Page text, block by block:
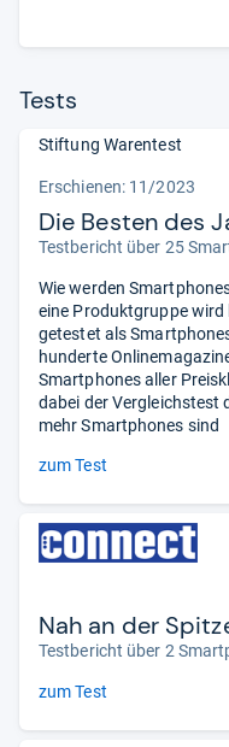
Tests
Stiftung Warentest
Erschienen: 11/2023
Die Besten des
Testbericht über 25
Wie werden
eine Produktgruppe
getestet als
hunderte
Smartphones aller
dabei der Vergleichstest
mehr Smartphones sind
zum Test
Nah an der
Testbericht über 2
zum Test